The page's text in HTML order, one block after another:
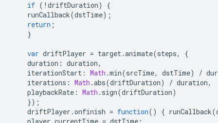
if ( ! driftDuration)
{
runCallback(dstTime);
return ;
}
var driftPlayer = target.animate(steps,
{
duration : duration,
iterationStart : Math .min(srcTime, dstTime) /
iterations : Math .abs(driftDuration) / duration,
playbackRate : Math . sign(driftDuration)
});
driftPlayer .onfinish = function() { runCallback(